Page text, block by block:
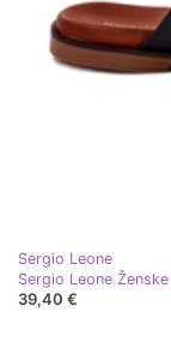
Sergio Leone
39,40 €